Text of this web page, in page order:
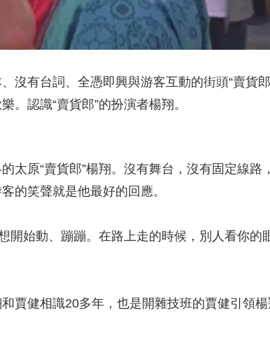
沒有台詞、全憑即興與游客互動的街頭“賣貨
認識“賣貨郎”的扮演者楊翔。
原“賣貨郎”楊翔。沒有舞台，沒有固定線路
的笑聲就是他最好的回應。
始動、蹦蹦。在路上走的時候，別人看你的
健相識20多年，也是開雜技班的賈健引領楊